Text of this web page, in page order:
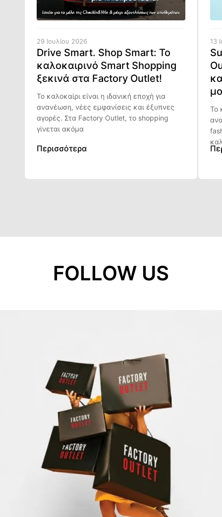
29 Ιουλίου 2026
Drive Smart. Shop Smart: Το
καλοκαιρινό Smart Shopping
ξεκινά στα Factory Outlet!
Το καλοκαίρι είναι η ιδανική εποχή για
ανανέωση, νέες εμφανίσεις και έξυπνες
αγορές. Στα Factory Outlet, το shopping
γίνεται ακόμα
Περισσότερα
13
Το
FOLLOW US